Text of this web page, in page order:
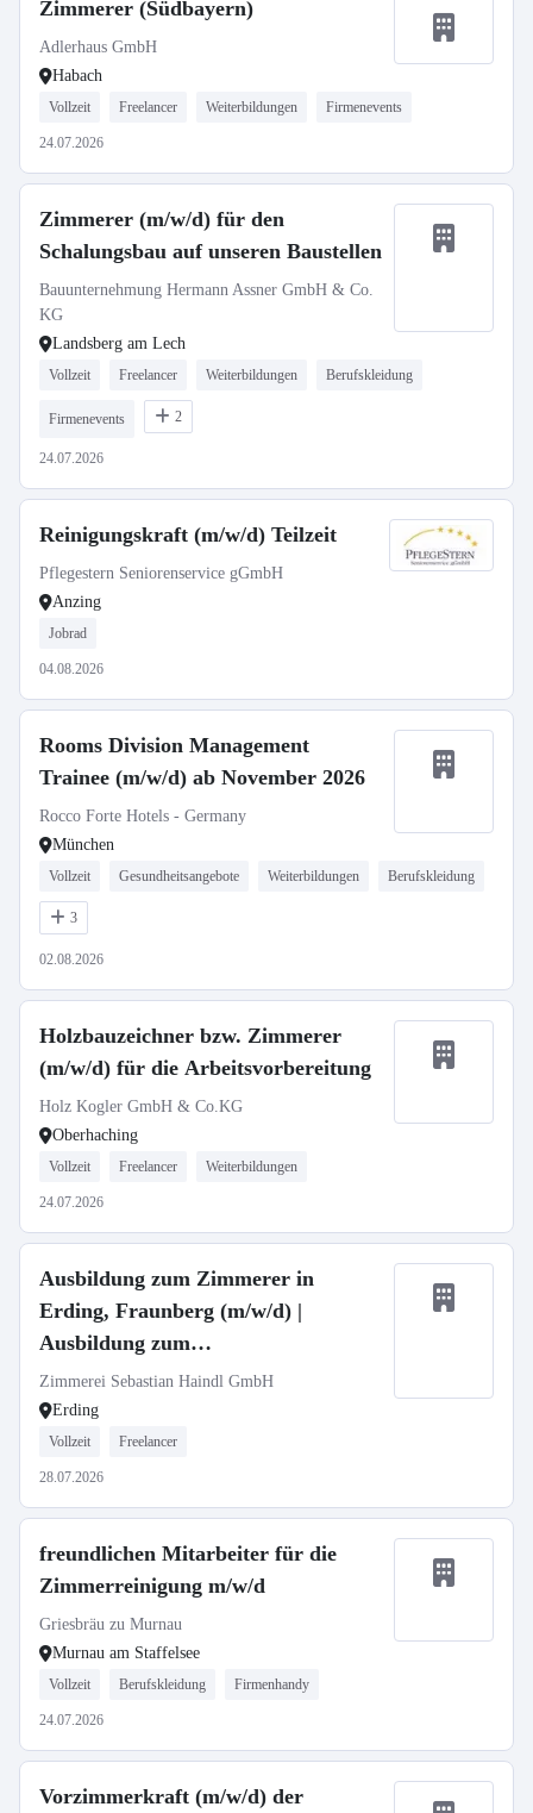
Zimmerer (Südbayern)
Adlerhaus GmbH
Habach
Vollzeit Freelancer Weiterbildungen Firmenevents
24.07.2026
Zimmerer (m/w/d) für den
Schalungsbau auf unseren Baustellen
Bauunternehmung Hermann Assner GmbH & Co.
KG
Landsberg am Lech
Vollzeit Freelancer Weiterbildungen Berufskleidung
Firmenevents 2
24.07.2026
Reinigungskraft (m/w/d) Teilzeit
Pflegestern Seniorenservice gGmbH
Anzing
Jobrad
04.08.2026
Rooms Division Management
Trainee (m/w/d) ab November 2026
Rocco Forte Hotels - Germany
München
Vollzeit Gesundheitsangebote Weiterbildungen Berufskleidung
3
02.08.2026
Holzbauzeichner bzw. Zimmerer
(m/w/d) für die Arbeitsvorbereitung
Holz Kogler GmbH & Co.KG
Oberhaching
Vollzeit Freelancer Weiterbildungen
24.07.2026
Ausbildung zum Zimmerer in
Erding, Fraunberg (m/w/d) |
Ausbildung zum
Trockenbaumonteur (m/w/d)
Zimmerei Sebastian Haindl GmbH
Erding
Vollzeit Freelancer
28.07.2026
freundlichen Mitarbeiter für die
Zimmerreinigung m/w/d
Griesbräu zu Murnau
Murnau am Staffelsee
Vollzeit Berufskleidung Firmenhandy
24.07.2026
Vorzimmerkraft (m/w/d) der